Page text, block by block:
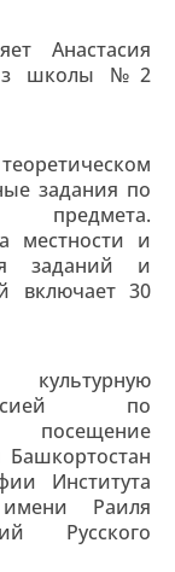
Анастасия
из школы №2
задания по
предмета.
местности и
заданий и
включает 30
по
посещение
Башкортостан
Института
имени Раиля
Русского